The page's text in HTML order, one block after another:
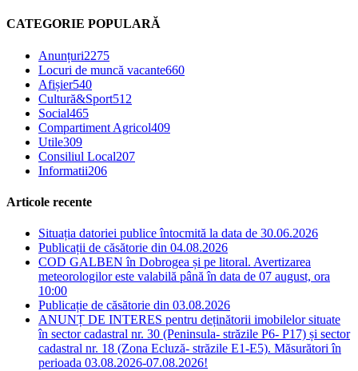
CATEGORIE POPULARĂ
Anunțuri2275
Locuri de muncă vacante660
Afișier540
Cultură&Sport512
Social465
Compartiment Agricol409
Utile309
Consiliul Local207
Informatii206
Articole recente
Situația datoriei publice întocmită la data de 30.06.2026
Publicații de căsătorie din 04.08.2026
COD GALBEN în Dobrogea și pe litoral. Avertizarea
meteorologilor este valabilă până în data de 07 august, ora
10:00
Publicație de căsătorie din 03.08.2026
ANUNȚ DE INTERES pentru deținătorii imobilelor situate
în sector cadastral nr. 30 (Peninsula- străzile P6- P17) și sector
cadastral nr. 18 (Zona Ecluză- străzile E1-E5). Măsurători în
perioada 03.08.2026-07.08.2026!